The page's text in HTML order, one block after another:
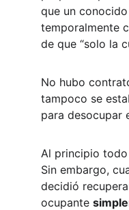
que un
temporalmente
de que “solo la
No hubo
tampoco se
para desocupar
Al principio
Sin embargo,
decidió
ocupante